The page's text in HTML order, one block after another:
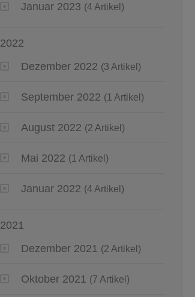
Januar 2023 (4 Artikel)
2022
Dezember 2022 (3 Artikel)
September 2022 (1 Artikel)
August 2022 (2 Artikel)
Mai 2022 (1 Artikel)
Januar 2022 (4 Artikel)
2021
Dezember 2021 (2 Artikel)
Oktober 2021 (7 Artikel)